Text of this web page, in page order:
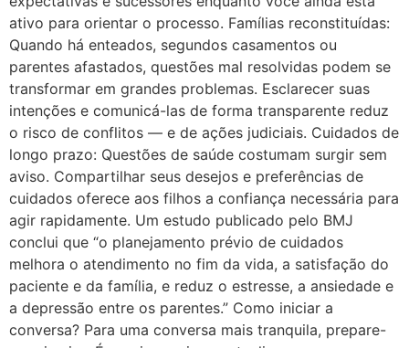
ativo para orientar o processo. Famílias reconstituídas:
Quando há enteados, segundos casamentos ou
parentes afastados, questões mal resolvidas podem se
transformar em grandes problemas. Esclarecer suas
intenções e comunicá-las de forma transparente reduz
o risco de conflitos — e de ações judiciais. Cuidados de
longo prazo: Questões de saúde costumam surgir sem
aviso. Compartilhar seus desejos e preferências de
cuidados oferece aos filhos a confiança necessária para
agir rapidamente. Um estudo publicado pelo BMJ
conclui que “o planejamento prévio de cuidados
melhora o atendimento no fim da vida, a satisfação do
paciente e da família, e reduz o estresse, a ansiedade e
a depressão entre os parentes.” Como iniciar a
conversa? Para uma conversa mais tranquila, prepare-